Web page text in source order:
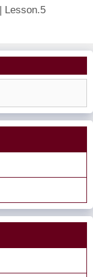
Lesson.5